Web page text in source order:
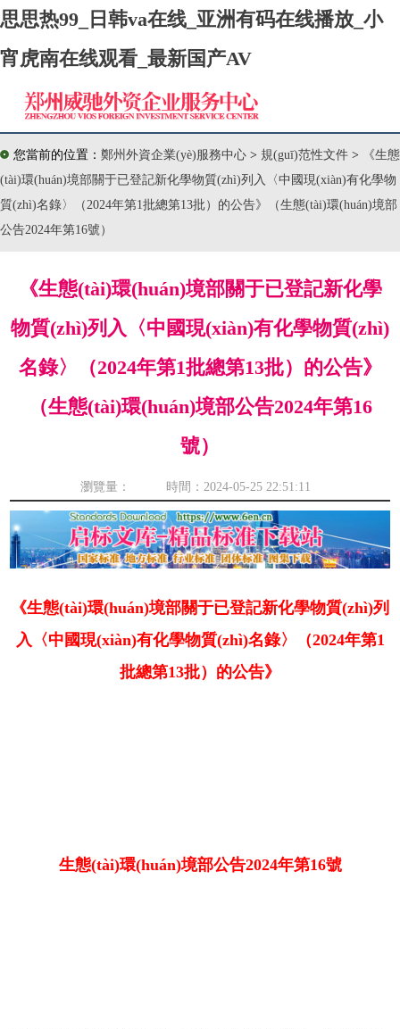
思思热99_日韩va在线_亚洲有码在线播放_小
宵虎南在线观看_最新国产AV
您當前的位置： 鄭州外資企業(yè)服務中心 > 規(guī)范性文件 >
《生態
(tài)環(huán)境部關于已登記新化學物質(zhì)列入〈中國現(xiàn)有化學物
質(zhì)名錄〉（2024年第1批總第13批）的公告》（生態(tài)環(huán)境部
公告2024年第16號）
《生態(tài)環(huán)境部關于已登記新化學
物質(zhì)列入〈中國現(xiàn)有化學物質(zhì)
名錄〉（2024年第1批總第13批）的公告》
（生態(tài)環(huán)境部公告2024年第16
號）
瀏覽量： 時間：2024-05-25 22:51:11
《生態(tài)環(huán)境部關于已登記新化學物質(zhì)列
入〈中國現(xiàn)有化學物質(zhì)名錄〉（2024年第1
批總第13批）的公告》
生態(tài)環(huán)境部公告2024年第16號